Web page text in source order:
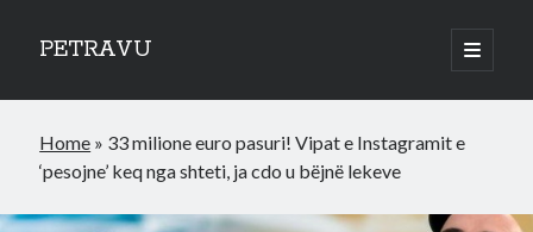
PETRAVU
open
primary
Sidebar
Bank
Credit Cards
Home » 33 milione euro pasuri! Vipat e Instagramit e
‘pesojne’ keq nga shteti, ja cdo u bëjnë lekeve